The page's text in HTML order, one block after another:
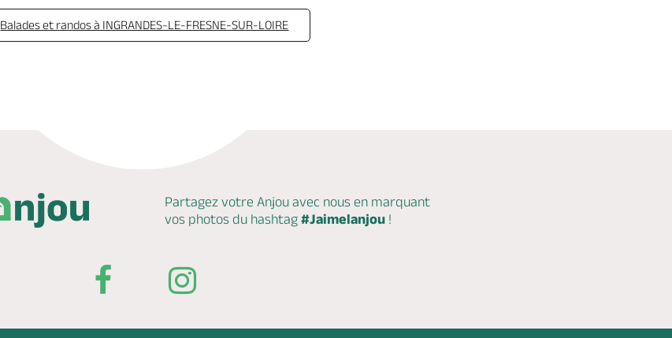
Balades et randos à INGRANDES-LE-FRESNE-SUR-LOIRE
Partagez votre Anjou avec nous en marquant
vos photos du hashtag #Jaimelanjou !